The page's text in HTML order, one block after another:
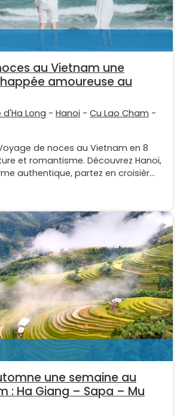
au Vietnam une
amoureuse au
d'Ha Long - Hanoi - Cu Lao Cham -
de noces au Vietnam en 8
et romantisme. Découvrez Hanoï,
authentique, partez en croisièr...
une semaine au
: Ha Giang – Sapa – Mu